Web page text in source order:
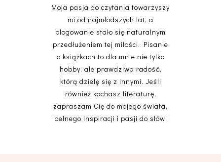
Moja pasja do czytania towarzyszy
mi od najmłodszych lat, a
blogowanie stało się naturalnym
przedłużeniem tej miłości. Pisanie
o książkach to dla mnie nie tylko
hobby, ale prawdziwa radość,
którą dzielę się z innymi. Jeśli
również kochasz literaturę,
zapraszam Cię do mojego świata,
pełnego inspiracji i pasji do słów!